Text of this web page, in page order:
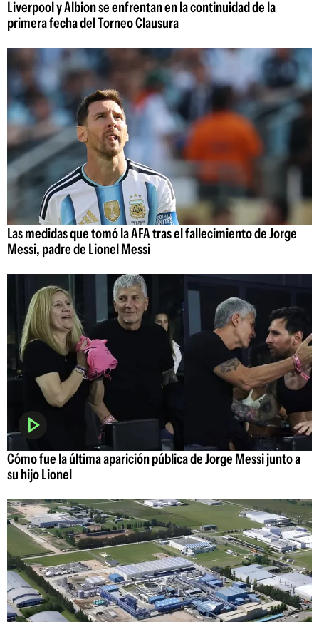
Liverpool y Albion se enfrentan en la continuidad de la
primera fecha del Torneo Clausura
Las medidas que tomó la AFA tras el fallecimiento de Jorge
Messi, padre de Lionel Messi
Cómo fue la última aparición pública de Jorge Messi junto a
su hijo Lionel